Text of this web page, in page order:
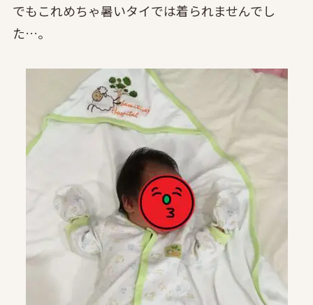
でもこれめちゃ暑いタイでは着られませんでし
た…。